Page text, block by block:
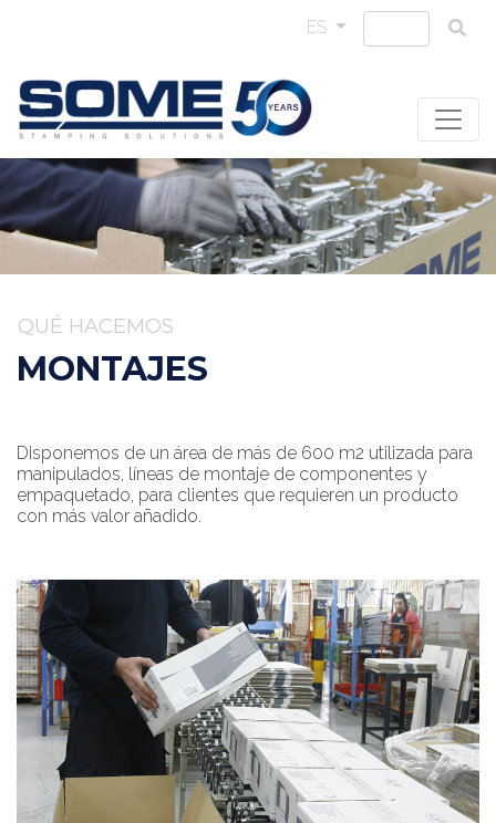
ES
QUÉ HACEMOS
MONTAJES
Disponemos de un área de más de 600 m2 utilizada para
manipulados, líneas de montaje de componentes y
empaquetado, para clientes que requieren un producto
con más valor añadido.